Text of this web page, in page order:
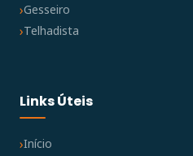
Gesseiro
Telhadista
Links Úteis
Início